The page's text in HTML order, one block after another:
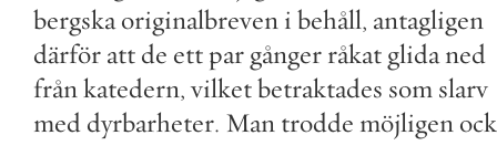
bergska originalbreven i behåll, antagligen
därför att de ett par gånger råkat glida ned
frånkatedern, vilketbetraktades som slarv
med dyrbarheter. Man trodde möjligen